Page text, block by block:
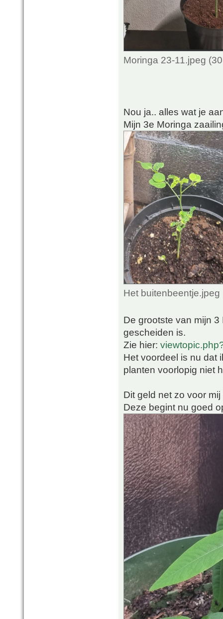
Moringa 23-11.jpeg
Nou ja.. alles wat je
Mijn 3e Moringa
Het
De grootste van mijn
gescheiden is.
Zie hier:
Het voordeel is nu dat
planten voorlopig niet
Dit geld net zo voor
Deze begint nu goed